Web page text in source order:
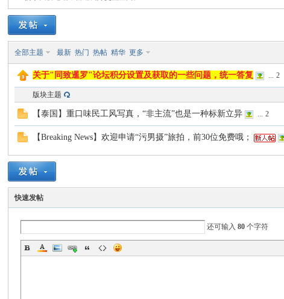
致
暹
全部主题 最新 热门 热帖 精华 更多
关于"同致暹罗"论坛积分设置及获取的一些问题，统一答复 ... 2
版块主题
【泰国】重口味民工风写真，“非主流”也是一种标新立异 ... 2
【Breaking News】欢迎申请“污男摄”旅拍，前30位免费哦；
快速发帖
还可输入80 个字符